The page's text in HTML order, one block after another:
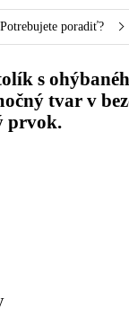
Potrebujete poradiť?
s
tvar v
prvok.